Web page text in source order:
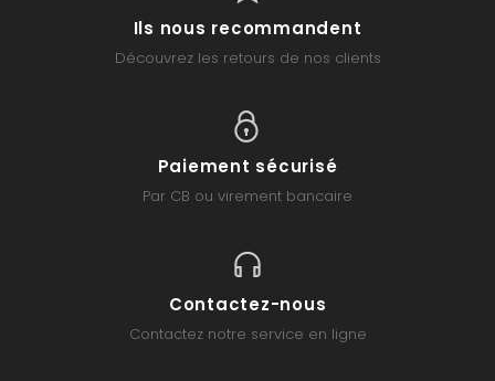
Ils nous recommandent
Découvrez les retours de nos clients
Paiement sécurisé
Par CB ou virement bancaire
Contactez-nous
Contactez notre service en ligne